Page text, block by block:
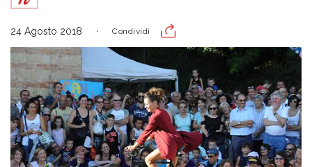
24 Agosto 2018 Condividi